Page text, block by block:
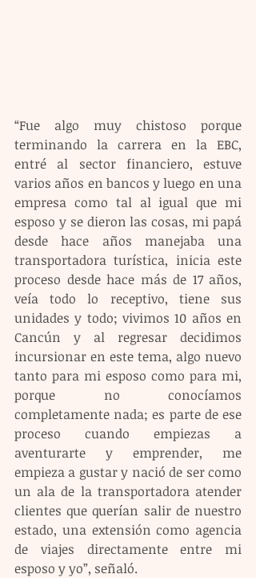
“Fue algo muy chistoso porque
terminando la carrera en la EBC,
entré al sector financiero, estuve
varios años en bancos y luego en una
empresa como tal al igual que mi
esposo y se dieron las cosas, mi papá
desde hace años manejaba una
transportadora turística, inicia este
proceso desde hace más de 17 años,
veía todo lo receptivo, tiene sus
unidades y todo; vivimos 10 años en
Cancún y al regresar decidimos
incursionar en este tema, algo nuevo
tanto para mi esposo como para mi,
porque no conocíamos
completamente nada; es parte de ese
proceso cuando empiezas a
aventurarte y emprender, me
empieza a gustar y nació de ser como
un ala de la transportadora atender
clientes que querían salir de nuestro
estado, una extensión como agencia
de viajes directamente entre mi
esposo y yo”, señaló.